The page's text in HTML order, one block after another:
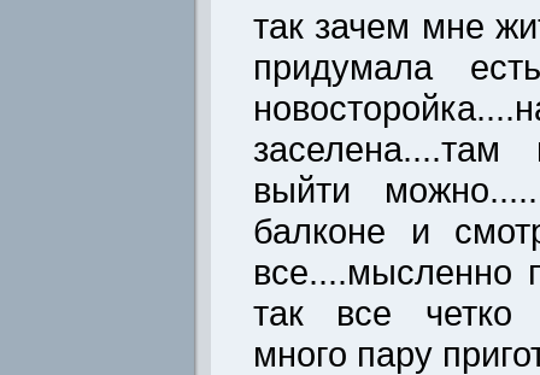
так зачем мне
придумала
выйти
балконе и
все....мысленно
так все четко
много пару